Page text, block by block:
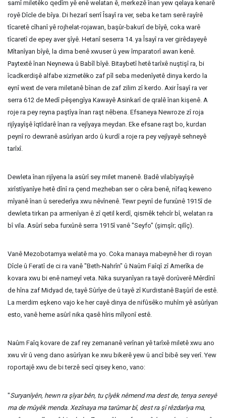
samî miletêko qedîm yê enê welatan ê, merkezê înan yew qelaya kenarê
royê Dîcle de bîya. Di hezarî serrî Îsayî ra ver, seba ke tam serê rayîrê
tîcaretê cîhanî yê rojhelat-rojawan, başûr-bakurî de bîyê, coka warê
tîcaretî de epey aver şîyê. Hetanî seserra 14. ya Îsayî ra ver girêdayeyê
Mîtanîyan bîyê, la dima benê xwuser û yew împaratorî awan kenê.
Paytextê înan Neynewa û Babîl bîyê. Bitaybetî hetê tarîxê nuştişî ra, bi
îcadkerdişê alfabe xizmetêko zaf pîl seba medenîyetê dinya kerdo la
eynî wext de vera miletanê bînan de zaf zilim zî kerdo. Axir Îsayî ra ver
serra 612 de Medî pêşengîya Kawayê Asinkarî de qralê înan kişenê. A
roje ra pey reyna paştîya înan raşt nêbena. Efsaneya Newroze zî roja
rijîyayîşê îqtîdarê înan ra vejîyaya meydan. Eke efsane raşt bo, kurdan
peynî ro dewranê asûrîyan ardo û kurdî a roje ra pey vejîyayê sehneyê
tarîxî.
Dewleta înan rijîyena la asûrî sey milet manenê. Badê vilabîyayîşê
xirîstîyanîye hetê dînî ra çend mezheban ser o cêra benê, nîfaq keweno
mîyanê înan û serederîya xwu nêvînenê. Tewr peynî de furxûnê 1915î de
dewleta tirkan pa armenîyan ê zî qetil kerdî, qismêk tehcîr bî, welatan ra
bî vila. Asûrî seba furxûnê serra 1915î vanê "Seyfo" (şimşîr; qilîç).
Vanê Mezobotamya welatê ma yo. Coka manaya mabeynê her di royan
Dîcle û Feratî de ci ra vanê "Beth-Nahrîn" û Naûm Faîqî zî Amerîka de
kovara xwu bi enê nameyî veta. Nika suryanîyan ra tayê dorûverê Mêrdînî
de hîna zaf Midyad de, tayê Sûrîye de û tayê zî Kurdistanê Başûrî de estê.
La merdim eşkeno vajo ke her cayê dinya de nifûsêko muhîm yê asûrîyan
esto, vanê heme asûrî nika qasê hîris mîlyonî estê.
Naûm Faîq kovare de zaf rey zemananê verînan yê tarîxê miletê xwu ano
xwu vîr û veng dano asûrîyan ke xwu bikerê yew û ancî bibê sey verî. Yew
roportajê xwu de bi terzê secî qisey keno, vano:
"Suryanîyên, hewn ra şîyar bên, tu çîyêk nêmend ma dest de, tenya sereyê
ma de mûyêk menda. Xezînaya ma tarûmar bî, dest ra şî rêzdarîya ma,